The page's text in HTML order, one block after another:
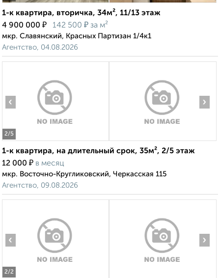
1-к квартира, вторичка, 34м², 11/13 этаж
4 900 000 ₽ 142 500 ₽ за м²
мкр. Славянский, Красных Партизан 1/4к1
Агентство, 04.08.2026
2/5
‹ ›
1-к квартира, на длительный срок, 35м², 2/5 этаж
12 000 ₽ в месяц
мкр. Восточно-Кругликовский, Черкасская 115
Агентство, 09.08.2026
2/2
‹ ›